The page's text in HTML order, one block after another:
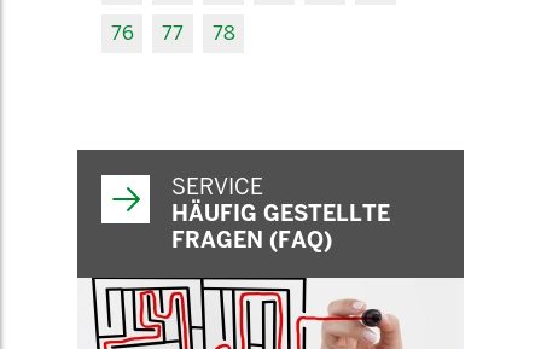
76
77 78
SERVICE
HÄUFIG GESTELLTE
FRAGEN (FAQ)